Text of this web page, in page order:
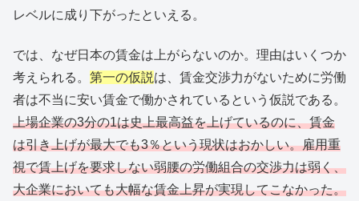
レベルに成り下がったといえる。
では、なぜ日本の賃金は上がらないのか。理由はいくつか
考えられる。 第一の仮説は、賃金交渉力がないために労働
者は不当に安い賃金で働かされているという仮説である。
上場企業の3分の1は史上最高益を上げているのに、賃金
は引き上げが最大でも3％という現状はおかしい。雇用重
視で賃上げを要求しない弱腰の労働組合の交渉力は弱く、
大企業においても大幅な賃金上昇が実現してこなかった。